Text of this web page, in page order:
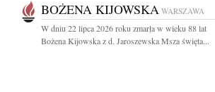
BOŻENA KIJOWSKA WARSZAWA
W dniu 22 lipca 2026 roku zmarła w wieku 88 lat
Bożena Kijowska z d. Jaroszewska Msza święta...